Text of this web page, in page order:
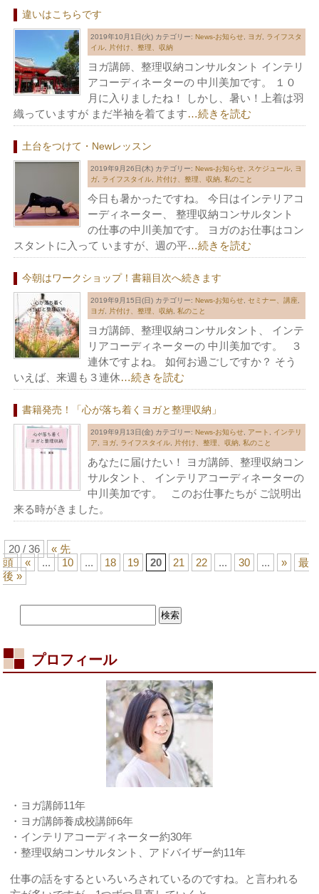
違いはこちらです
2019年10月1日(火) カテゴリー: News-お知らせ, ヨガ, ライフスタ
イル, 片付け、整理、収納
ヨガ講師、整理収納コンサルタント インテリ
アコーディネーターの 中川美加です。 １０
月に入りましたね！ しかし、暑い！上着は羽
織っていますが まだ半袖を着てます…続きを読む
土台をつけて・Newレッスン
2019年9月26日(木) カテゴリー: News-お知らせ, スケジュール, ヨ
ガ, ライフスタイル, 片付け、整理、収納,私のこと
今日も暑かったですね。 今日はインテリアコ
ーディネーター、 整理収納コンサルタント
の仕事の中川美加です。 ヨガのお仕事はコン
スタントに入って いますが、週の平…続きを読む
今朝はワークショップ！書籍目次へ続きます
2019年9月15日(日) カテゴリー: News-お知らせ,セミナー、講座,
ヨガ, 片付け、整理、収納,私のこと
ヨガ講師、整理収納コンサルタント、 インテ
リアコーディネーターの 中川美加です。 ３
連休ですよね。 如何お過ごしですか？ そう
いえば、来週も３連休…続きを読む
書籍発売！「心が落ち着くヨガと整理収納」
2019年9月13日(金) カテゴリー: News-お知らせ, アート , インテリ
ア, ヨガ, ライフスタイル, 片付け、整理、収納,私のこと
あなたに届けたい！ ヨガ講師、整理収納コン
サルタント、 インテリアコーディネーターの
中川美加です。 このお仕事たちが ご説明出
来る時がきました。
20 / 36
« 先
頭
« ... 10 ... 18 19 20 21 22 ... 30 ... »
最
後 »
プロフィール
・ヨガ講師11年
・ヨガ講師養成校講師6年
・インテリアコーディネーター約30年
・整理収納コンサルタント、アドバイザー約11年
仕事の話をするといろいろされているのですね。と言われる